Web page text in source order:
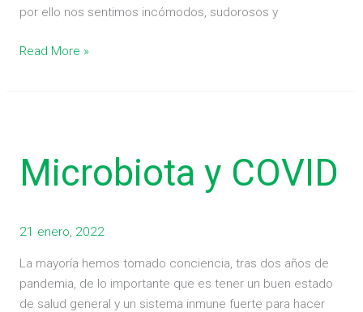
por ello nos sentimos incómodos, sudorosos y
Read More »
Microbiota y COVID
21 enero, 2022
La mayoría hemos tomado conciencia, tras dos años de
pandemia, de lo importante que es tener un buen estado
de salud general y un sistema inmune fuerte para hacer
COVID